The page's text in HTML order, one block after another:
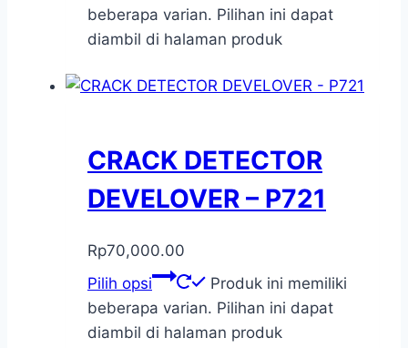
beberapa varian. Pilihan ini dapat
diambil di halaman produk
CRACK DETECTOR
DEVELOVER – P721
Rp70,000.00
Pilih opsi
Produk ini memiliki
beberapa varian. Pilihan ini dapat
diambil di halaman produk